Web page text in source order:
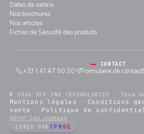
Dates de salons
Nos brochures
Nos articles
Fiches de Sécurité des produits
CONTACT
+33 1 41 47 50 50 Formulaire de contact
© 2026 VFP INK TECHNOLOGIES · Tous
Mentions légales ·
Conditions
vente
· Politique de
Gérer les cookies
CONÇU PAR TPMGE